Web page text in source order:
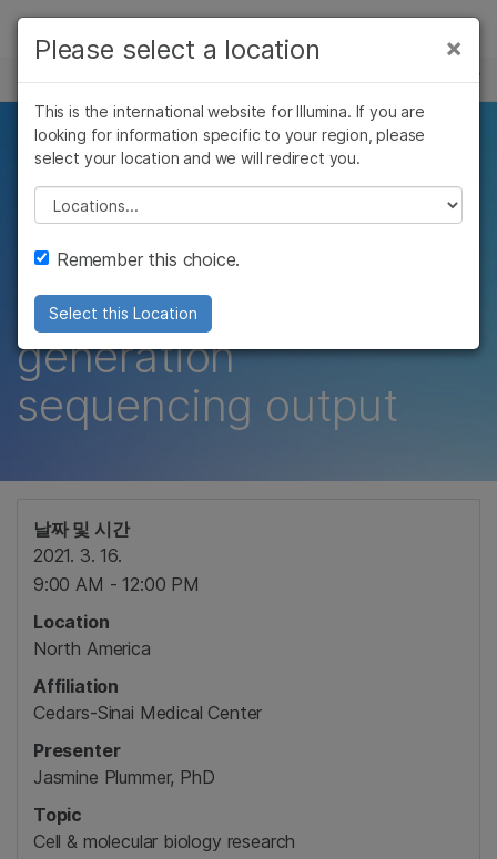
Skip to content
솔루션
학습
회사
지원
추천 링크
이벤트
Spatial resolution of
the developing human
cortex: from tissue
preparation to next
generation
sequencing output
날짜 및 시간
2021. 3. 16.
9:00 AM - 12:00 PM
Location
North America
Affiliation
Cedars-Sinai Medical Center
Presenter
Jasmine Plummer, PhD
Topic
Cell & molecular biology research
×
Please select a location
This is the international website for Illumina. If you are
looking for information specific to your region, please
select your location and we will redirect you.
Please select a location
Remember this choice.
Select this Location
×
암 연구
미생물학 연구
농업유전체학 연구
복합 질환 연구
임상 종양학 연구
생식 보건 연구
연구